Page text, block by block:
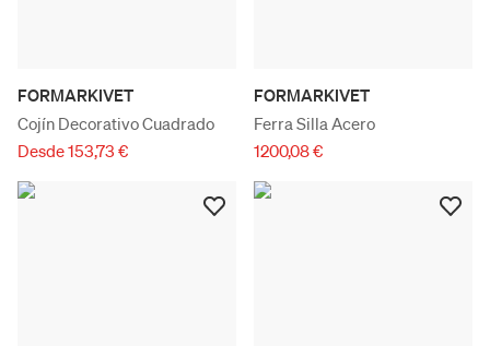
FORMARKIVET
Cojín Decorativo Cuadrado
Desde 153,73 €
FORMARKIVET
Ferra Silla Acero
1200,08 €